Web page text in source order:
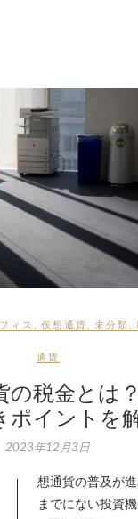
ィス 仮想通貨 未分類
通貨
の税金とは
ポイントを
2023年12月3日
までにない投資